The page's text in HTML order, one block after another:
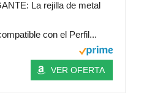
La rejilla de metal
con el Perfil...
VER OFERTA